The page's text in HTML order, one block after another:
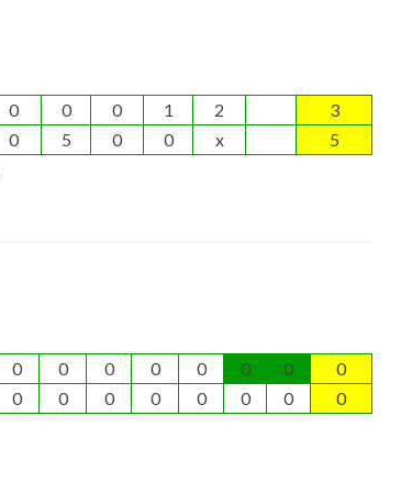
0 0 0 1 2
3
0 5 0 0 x
5
0 0 0 0 0 0 0
0
0 0 0 0 0 0 0
0